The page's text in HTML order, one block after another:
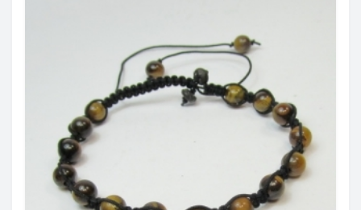
Месторождения в России
Месторождения за Рубежом: Украина, Южная Африка,
Австрия, Индия, Бразилия и др.